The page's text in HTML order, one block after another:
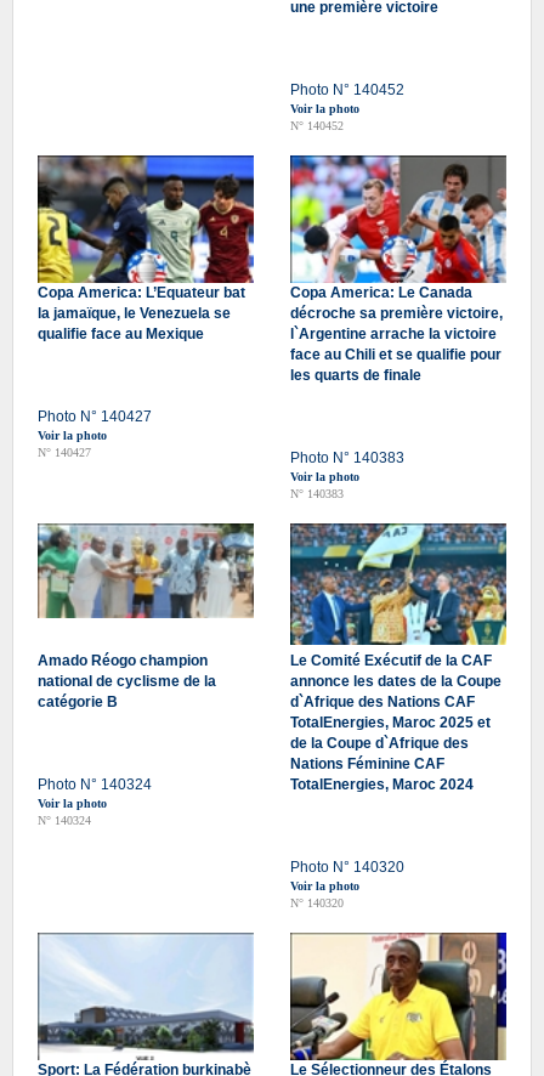
une première victoire
Photo N° 140452
Voir la photo
N° 140452
Copa America: L’Equateur bat
la jamaïque, le Venezuela se
qualifie face au Mexique
Photo N° 140427
Voir la photo
N° 140427
Copa America: Le Canada
décroche sa première victoire,
l`Argentine arrache la victoire
face au Chili et se qualifie pour
les quarts de finale
Photo N° 140383
Voir la photo
N° 140383
Amado Réogo champion
national de cyclisme de la
catégorie B
Photo N° 140324
Voir la photo
N° 140324
Le Comité Exécutif de la CAF
annonce les dates de la Coupe
d`Afrique des Nations CAF
TotalEnergies, Maroc 2025 et
de la Coupe d`Afrique des
Nations Féminine CAF
TotalEnergies, Maroc 2024
Photo N° 140320
Voir la photo
N° 140320
Sport: La Fédération burkinabè Le Sélectionneur des Étalons